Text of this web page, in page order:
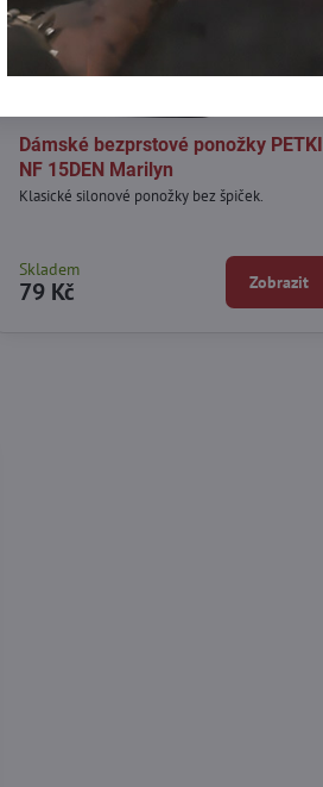
Dámské bezprstové ponožky PETKI
NF 15DEN Marilyn
Klasické silonové ponožky bez špiček.
Skladem
79 Kč Zobrazit